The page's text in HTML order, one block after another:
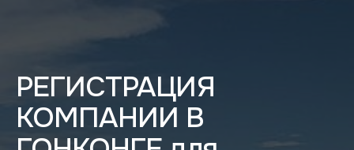
РЕГИСТРАЦИЯ
КОМПАНИИ В